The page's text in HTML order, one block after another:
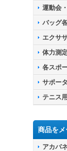
運動会
バッグ
エクサ
体力測
各スポ
サポー
テニス
商品を
アカバ